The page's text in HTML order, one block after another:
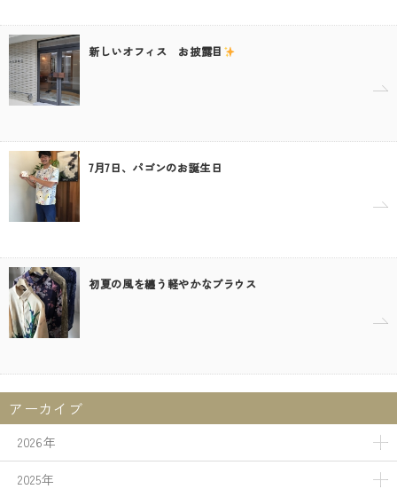
新しいオフィス お披露目
7月7日、パゴンのお誕生日
初夏の風を纏う軽やかなブラウス
アーカイブ
2026年
2025年